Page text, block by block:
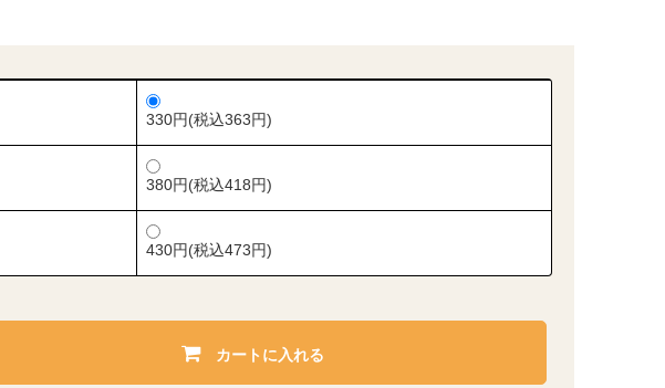
330円(税込363円)
380円(税込418円)
430円(税込473円)
カートに入れる